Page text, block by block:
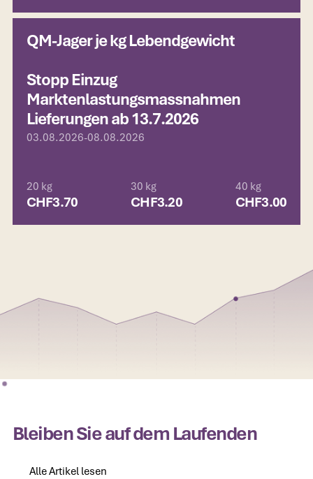
QM-Jager je kg Lebendgewicht
Stopp Einzug
Marktenlastungsmassnahmen
Lieferungen ab 13.7.2026
03.08.2026-08.08.2026
20 kg
CHF3.70
30 kg
CHF3.20
40 kg
CHF3.00
Bleiben Sie auf dem Laufenden
Alle Artikel lesen